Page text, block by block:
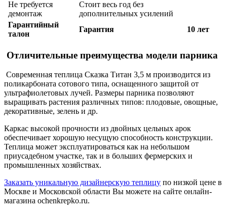
Не требуется
демонтаж
Стоит весь год без
дополнительных усилений
Гарантийный
талон
Гарантия 10 лет
Отличительные преимущества модели парника
Современная теплица Сказка Титан 3,5 м производится из
поликарбоната сотового типа, оснащенного защитой от
ультрафиолетовых лучей. Размеры парника позволяют
выращивать растения различных типов: плодовые, овощные,
декоративные, зелень и др.
Каркас высокой прочности из двойных цельных арок
обеспечивает хорошую несущую способность конструкции.
Теплица может эксплуатироваться как на небольшом
приусадебном участке, так и в больших фермерских и
промышленных хозяйствах.
Заказать уникальную дизайнерскую теплицу по низкой цене в
Москве и Московской области Вы можете на сайте онлайн-
магазина ochenkrepko.ru.